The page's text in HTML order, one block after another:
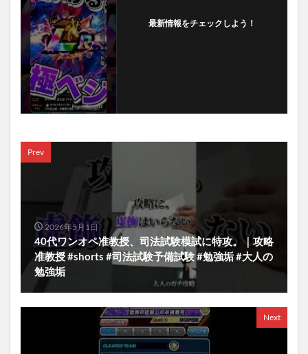
最新情報をチェックしよう！
Prev
2026年5月1日
40代ワンオペ准教授、司法試験模試に特攻。｜攻略
准教授 #shorts #司法試験予備試験 #勉強垢 #大人の
勉強垢
Next